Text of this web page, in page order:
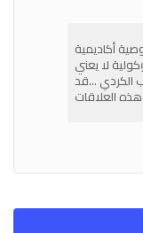
أكاديمية
لا يعني
الكردي ...قد
العلاقات